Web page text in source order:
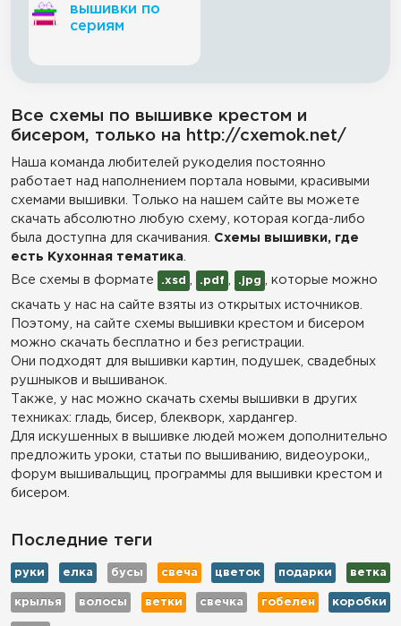
вышивки по
сериям
Все схемы по вышивке крестом и
бисером, только на http://cxemok.net/
Наша команда любителей рукоделия постоянно
работает над наполнением портала новыми, красивыми
схемами вышивки. Только на нашем сайте вы можете
скачать абсолютно любую схему, которая когда-либо
была доступна для скачивания. Схемы вышивки, где
есть Кухонная тематика
Все схемы в формате
.xsd .pdf .jpg , которые можно
скачать у нас на сайте взяты из открытых источников.
Поэтому, на сайте схемы вышивки крестом и бисером
можно скачать бесплатно и без регистрации.
Они подходят для вышивки картин, подушек, свадебных
рушныков и вышиванок.
Также, у нас можно скачать схемы вышивки в других
техниках: гладь, бисер, блекворк, хардангер.
Для искушенных в вышивке людей можем дополнительно
предложить уроки, статьи по вышиванию, видеоуроки,,
форум вышивальщиц, программы для вышивки крестом и
бисером.
Последние теги
руки елка бусы свеча цветок подарки ветка
крылья волосы ветки свечка гобелен коробки